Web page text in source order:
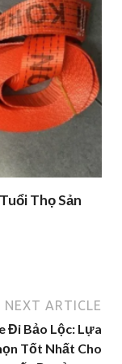
Thọ Sản
NEXT ARTICLE
Đi Bảo Lộc: Lựa
Tốt Nhất Cho